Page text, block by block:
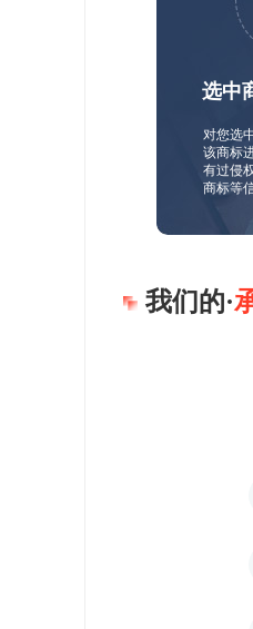
选中
对您选
该商标
有过侵
商标等
我们的·